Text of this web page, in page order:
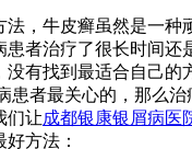
法，牛皮癣虽然是一种
患者治疗了很长时间还
没有找到最适合自己的
患者最关心的，那么
们让成都银康银屑病医
方法：